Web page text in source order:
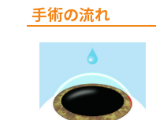
手術の流れ